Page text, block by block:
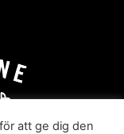
att ge dig den